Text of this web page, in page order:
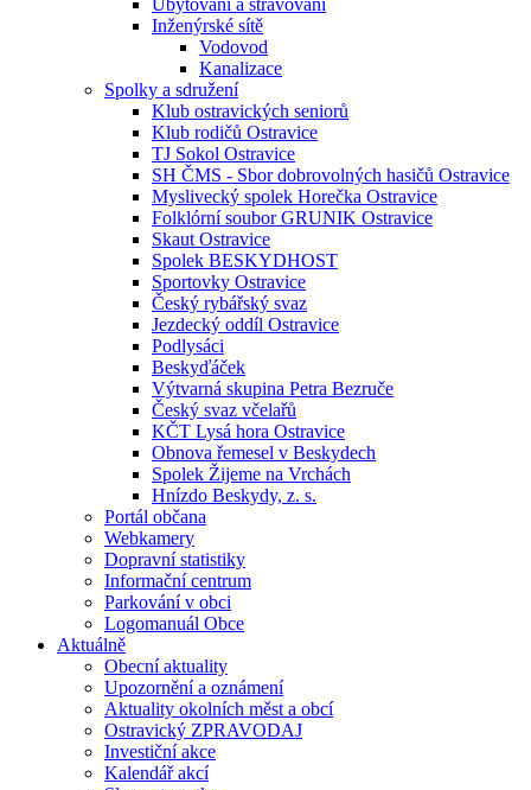
Ubytování a stravování
Inženýrské sítě
Vodovod
Kanalizace
Spolky a sdružení
Klub ostravických seniorů
Klub rodičů Ostravice
TJ Sokol Ostravice
SH ČMS - Sbor dobrovolných hasičů Ostravice
Myslivecký spolek Horečka Ostravice
Folklórní soubor GRUNIK Ostravice
Skaut Ostravice
Spolek BESKYDHOST
Sportovky Ostravice
Český rybářský svaz
Jezdecký oddíl Ostravice
Podlysáci
Beskyďáček
Výtvarná skupina Petra Bezruče
Český svaz včelařů
KČT Lysá hora Ostravice
Obnova řemesel v Beskydech
Spolek Žijeme na Vrchách
Hnízdo Beskydy, z. s.
Portál občana
Webkamery
Dopravní statistiky
Informační centrum
Parkování v obci
Logomanuál Obce
Aktuálně
Obecní aktuality
Upozornění a oznámení
Aktuality okolních měst a obcí
Ostravický ZPRAVODAJ
Investiční akce
Kalendář akcí